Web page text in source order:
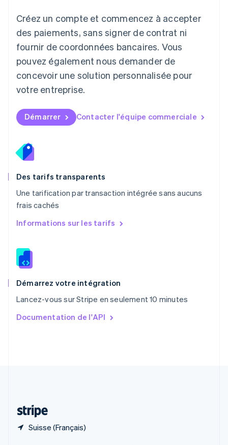
Créez un compte et commencez à accepter
des paiements, sans signer de contrat ni
fournir de coordonnées bancaires. Vous
pouvez également nous demander de
concevoir une solution personnalisée pour
votre entreprise.
Démarrer Contacter l'équipe commerciale
Des tarifs transparents
Une tarification par transaction intégrée sans aucuns
frais cachés
Informations sur les tarifs
Démarrez votre intégration
Lancez-vous sur Stripe en seulement 10 minutes
Documentation de l'API
Suisse (Français)
Luxembourg
FrançaisDeutsch English
Malaisie
English 简体中文
Malte
English
EspañolEnglish
English
Nouvelle-Zélande
Pays-Bas
Nederlands
English
PortuguêsEnglish
R.A.S. de Hong Kong, Chine
English
Roumanie
Royaume-Uni
English
English简体中文
English